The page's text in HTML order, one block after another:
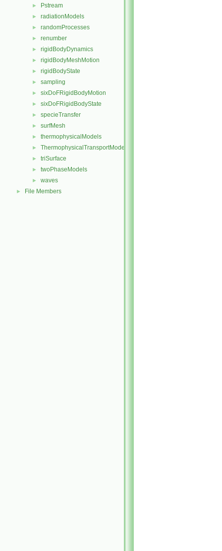
► Pstream
► radiationModels
► randomProcesses
► renumber
► rigidBodyDynamics
► rigidBodyMeshMotion
► rigidBodyState
► sampling
► sixDoFRigidBodyMotion
► sixDoFRigidBodyState
► specieTransfer
► surfMesh
► thermophysicalModels
► ThermophysicalTransportModels
► triSurface
► twoPhaseModels
► waves
► File Members